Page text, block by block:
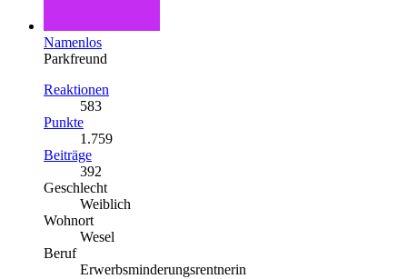
Namenlos
Parkfreund
Reaktionen
583
Punkte
1.759
Beiträge
392
Geschlecht
Weiblich
Wohnort
Wesel
Beruf
Erwerbsminderungsrentnerin